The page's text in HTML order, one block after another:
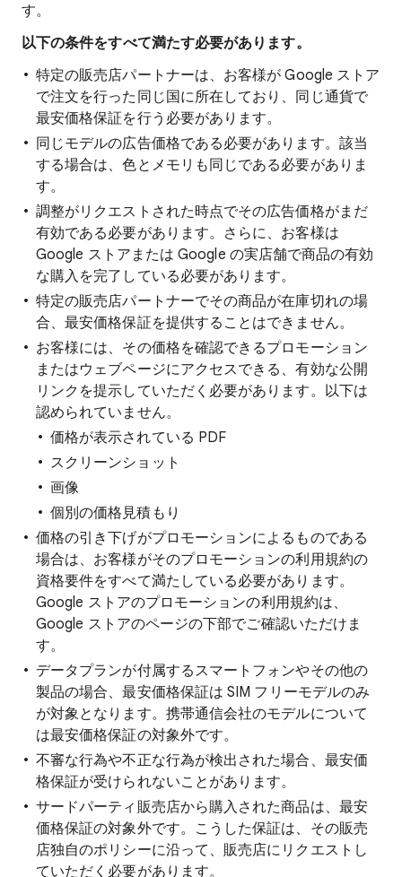
す。
以下の条件をすべて満たす必要があります。
特定の販売店パートナーは、お客様が Google ストア
で注文を行った同じ国に所在しており、同じ通貨で
最安価格保証を行う必要があります。
同じモデルの広告価格である必要があります。該当
する場合は、色とメモリも同じである必要がありま
す。
調整がリクエストされた時点でその広告価格がまだ
有効である必要があります。さらに、お客様は
Google ストアまたは Google の実店舗で商品の有効
な購入を完了している必要があります。
特定の販売店パートナーでその商品が在庫切れの場
合、最安価格保証を提供することはできません。
お客様には、その価格を確認できるプロモーション
またはウェブページにアクセスできる、有効な公開
リンクを提示していただく必要があります。以下は
認められていません。
価格が表示されている PDF
スクリーンショット
画像
個別の価格見積もり
価格の引き下げがプロモーションによるものである
場合は、お客様がそのプロモーションの利用規約の
資格要件をすべて満たしている必要があります。
Google ストアのプロモーションの利用規約は、
Google ストアのページの下部でご確認いただけま
す。
データプランが付属するスマートフォンやその他の
製品の場合、最安価格保証は SIM フリーモデルのみ
が対象となります。携帯通信会社のモデルについて
は最安価格保証の対象外です。
不審な行為や不正な行為が検出された場合、最安価
格保証が受けられないことがあります。
サードパーティ販売店から購入された商品は、最安
価格保証の対象外です。こうした保証は、その販売
店独自のポリシーに沿って、販売店にリクエストし
ていただく必要があります。